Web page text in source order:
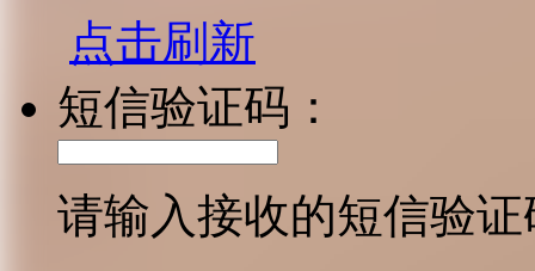
点击刷新
短信验证码：
请输入接收的短信验证